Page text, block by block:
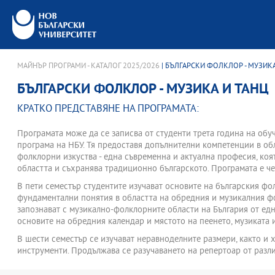
МАЙНЪР ПРОГРАМИ - КАТАЛОГ 2025/2026 | БЪЛГАРСКИ ФОЛКЛОР -
БЪЛГАРСКИ ФОЛКЛОР - МУЗИКА И ТАНЦ
КРАТКО ПРЕДСТАВЯНЕ НА ПРОГРАМАТА:
Програмата може да се записва от студенти трета година на
програма на НБУ. Тя предоставя допълнителни компетенции в
фолклорни изкуства - една съвременна и актуална професия,
областта и съхранява традиционно българското. Програмата е
В пети семестър студентите изучават основите на българския
фундаментални понятия в областта на обредния и музикалния
запознават с музикално-фолклорните области на България от
основите на обредния календар и мястото на пеенето, музиката
В шести семестър се изучават неравноделните размери, както и
инструменти. Продължава се разучаването на репертоар от